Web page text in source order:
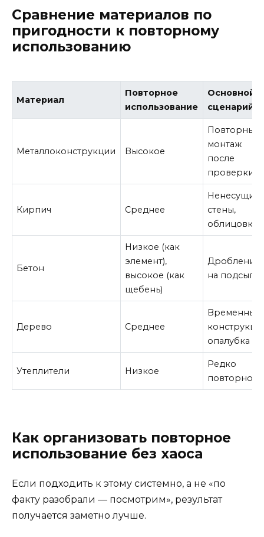
Сравнение материалов по
пригодности к повторному
использованию
Материал
Повторное
использование
Основной
сценарий
Металлоконструкции Высокое
Повторный
монтаж
после
проверки
Кирпич Среднее
Ненесущие
стены,
облицовка
Бетон
Низкое (как
элемент),
высокое (как
щебень)
Дробление
на
Дерево Среднее
Временные
опалубка
Утеплители Низкое
Редко
повторно
Как организовать повторное
использование без хаоса
Если подходить к этому системно, а не «по
факту разобрали — посмотрим», результат
получается заметно лучше.